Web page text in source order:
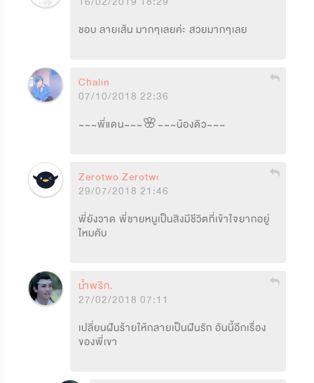
ชอบ ลายเส้น มากๆเลยค่ะ สวยมากๆเลย
Chalin
07/10/2018 22:36
~~~พี่แดน~~~🌸~~~น้องดิว~~~
Zerotwo Zerotwo
29/07/2018 21:46
พี่ยังวาด พี่ชายหนูเป็นสิงมีชีวิตที่เข้าใจยากอยู่
ใหมคับ
น้ำพริก.
27/02/2018 07:11
เปลี่ยนฝันร้ายให้กลายเป็นฝันรัก อันนี้อีกเรื่อง
ของพี่เขา